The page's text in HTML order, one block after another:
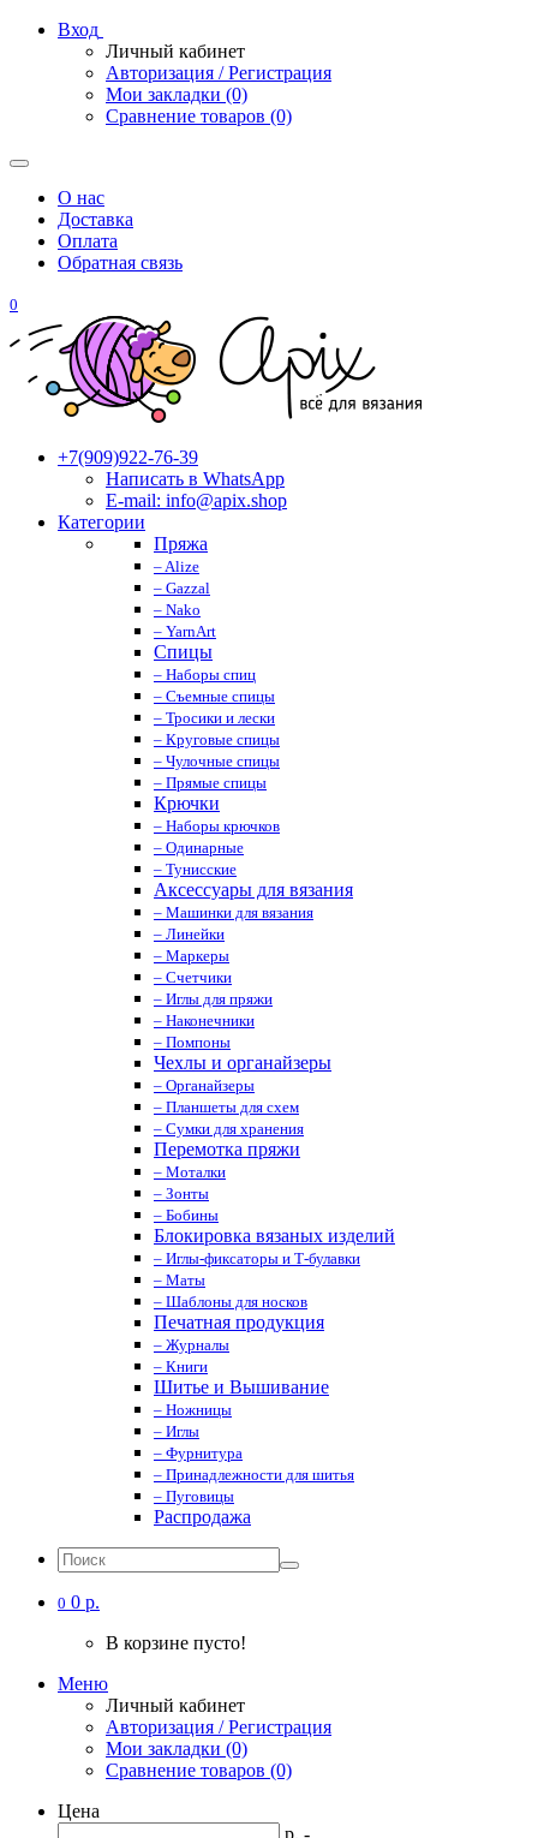
Вход
Личный кабинет
Авторизация / Регистрация
Мои закладки (0)
Сравнение товаров (0)
О нас
Доставка
Оплата
Обратная связь
0
+7(909)922-76-39
Написать в WhatsApp
E-mail: info@apix.shop
Категории
Пряжа
– Alize
– Gazzal
– Nako
– YarnArt
Спицы
– Наборы спиц
– Съемные спицы
– Тросики и лески
– Круговые спицы
– Чулочные спицы
– Прямые спицы
Крючки
– Наборы крючков
– Одинарные
– Тунисские
Аксессуары для вязания
– Машинки для вязания
– Линейки
– Маркеры
– Счетчики
– Иглы для пряжи
– Наконечники
– Помпоны
Чехлы и органайзеры
– Органайзеры
– Планшеты для схем
– Сумки для хранения
Перемотка пряжи
– Моталки
– Зонты
– Бобины
Блокировка вязаных изделий
– Иглы-фиксаторы и Т-булавки
– Маты
– Шаблоны для носков
Печатная продукция
– Журналы
– Книги
Шитье и Вышивание
– Ножницы
– Иглы
– Фурнитура
– Принадлежности для шитья
– Пуговицы
Распродажа
0 0 р.
В корзине пусто!
Меню
Личный кабинет
Авторизация / Регистрация
Мои закладки (0)
Сравнение товаров (0)
Цена
р. -